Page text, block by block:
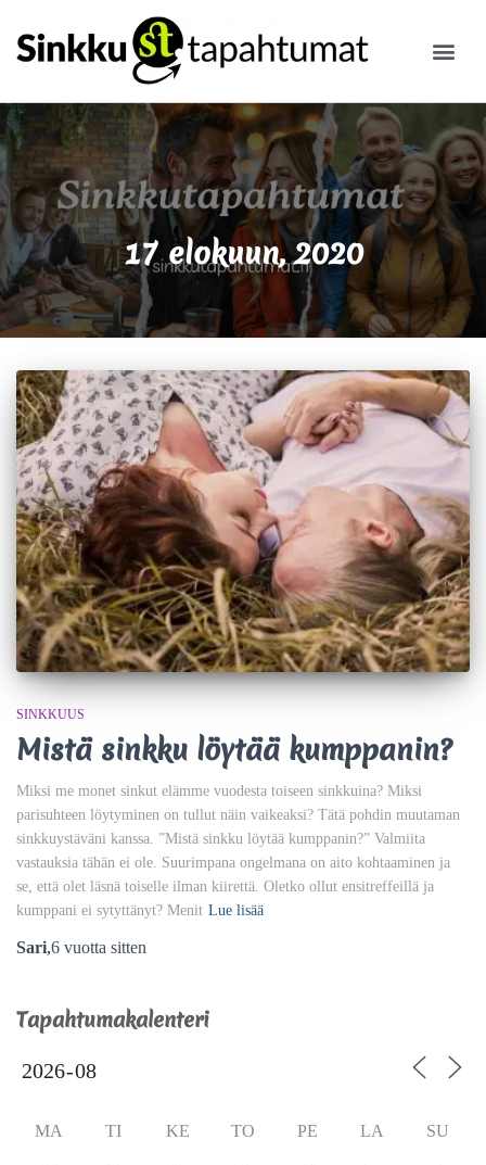
17 elokuun, 2020
SINKKUUS
Mistä sinkku löytää kumppanin?
Miksi me monet sinkut elämme vuodesta toiseen sinkkuina? Miksi
parisuhteen löytyminen on tullut näin vaikeaksi? Tätä pohdin muutaman
sinkkuystäväni kanssa. ”Mistä sinkku löytää kumppanin?” Valmiita
vastauksia tähän ei ole. Suurimpana ongelmana on aito kohtaaminen ja
se, että olet läsnä toiselle ilman kiirettä. Oletko ollut ensitreffeillä ja
kumppani ei sytyttänyt? Menit Lue lisää
Sari,6 vuotta sitten
Tapahtumakalenteri
MA TI KE TO PE LA SU